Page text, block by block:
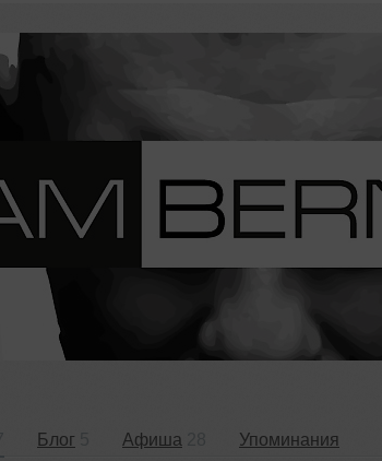
Блог Афиша Упоминания